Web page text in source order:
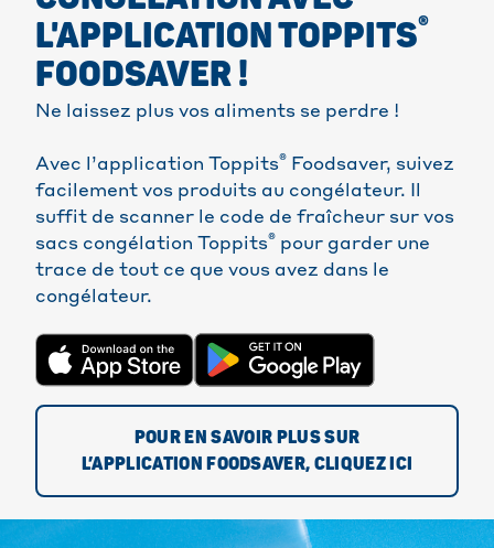
L'APPLICATION TOPPITS®
FOODSAVER !
Ne laissez plus vos aliments se perdre !
Avec l’application Toppits® Foodsaver, suivez
facilement vos produits au congélateur. Il
suffit de scanner le code de fraîcheur sur vos
sacs congélation Toppits® pour garder une
trace de tout ce que vous avez dans le
congélateur.
POUR EN SAVOIR PLUS SUR
L’APPLICATION FOODSAVER, CLIQUEZ ICI